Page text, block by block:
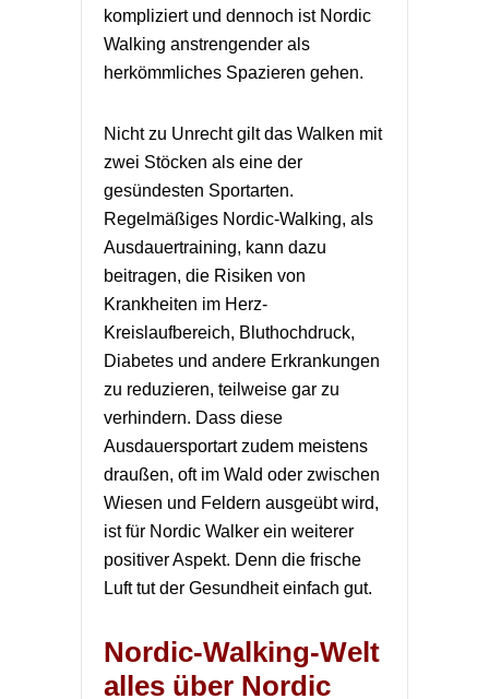
kompliziert und dennoch ist Nordic
Walking anstrengender als
herkömmliches Spazieren gehen.
Nicht zu Unrecht gilt das Walken mit
zwei Stöcken als eine der
gesündesten Sportarten.
Regelmäßiges Nordic-Walking, als
Ausdauertraining, kann dazu
beitragen, die Risiken von
Krankheiten im Herz-
Kreislaufbereich, Bluthochdruck,
Diabetes und andere Erkrankungen
zu reduzieren, teilweise gar zu
verhindern. Dass diese
Ausdauersportart zudem meistens
draußen, oft im Wald oder zwischen
Wiesen und Feldern ausgeübt wird,
ist für Nordic Walker ein weiterer
positiver Aspekt. Denn die frische
Luft tut der Gesundheit einfach gut.
Nordic-Walking-Welt
alles über Nordic